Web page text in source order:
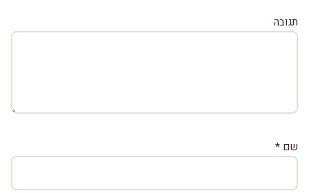
תגובה
שם *